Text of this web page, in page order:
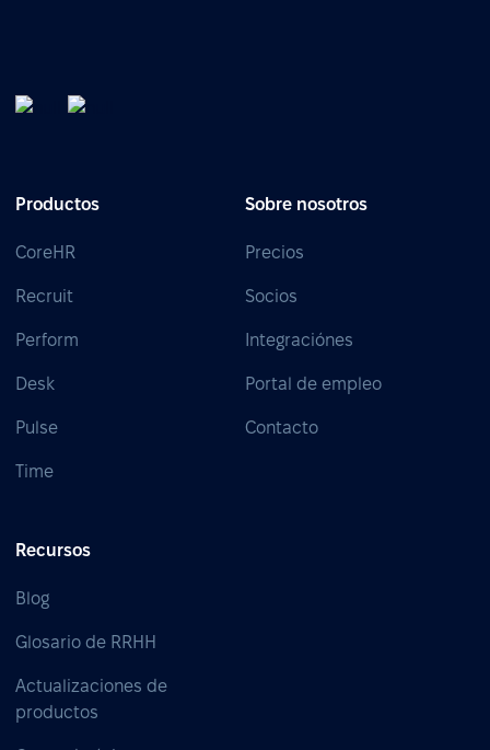
Productos
CoreHR
Recruit
Perform
Desk
Pulse
Time
Sobre nosotros
Precios
Socios
Integraciónes
Portal de empleo
Contacto
Recursos
Blog
Glosario de RRHH
Actualizaciones de
productos